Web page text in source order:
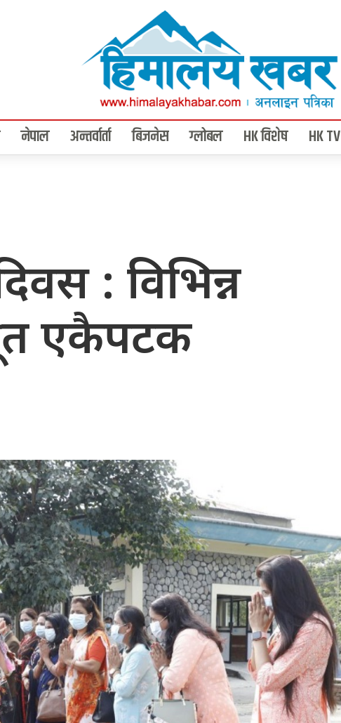
नेपाल अन्तर्वार्ता बिजनेस ग्लोबल HK विशेष HK TV
: विभिन्न
एकैपटक